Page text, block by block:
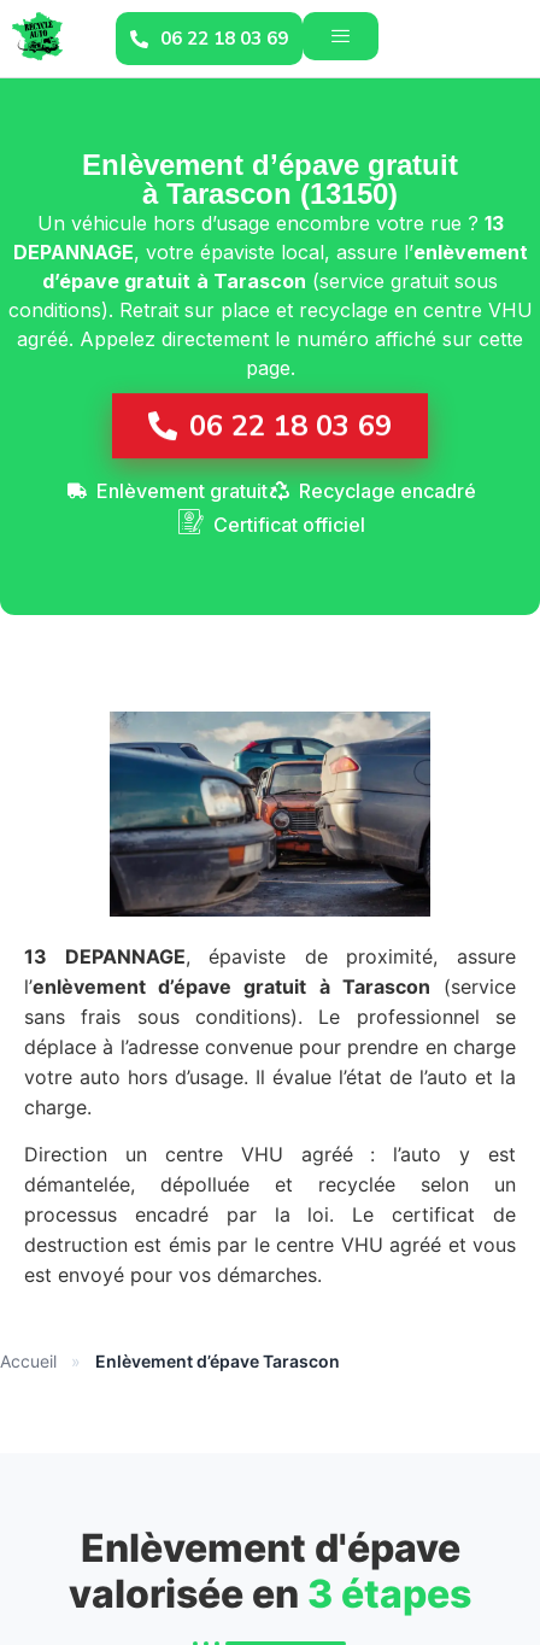
06 22 18 03 69
Enlèvement d’épave gratuit
à Tarascon (13150)
Un véhicule hors d’usage encombre votre rue ? 13
DEPANNAGE, votre épaviste local, assure l’enlèvement
d’épave gratuit à Tarascon (service gratuit sous
conditions). Retrait sur place et recyclage en centre VHU
agréé. Appelez directement le numéro affiché sur cette
page.
06 22 18 03 69
Enlèvement gratuit
Recyclage encadré
Certificat officiel
13 DEPANNAGE, épaviste de proximité, assure
l’enlèvement d’épave gratuit à Tarascon (service
sans frais sous conditions). Le professionnel se
déplace à l’adresse convenue pour prendre en charge
votre auto hors d’usage. Il évalue l’état de l’auto et la
charge.
Direction un centre VHU agréé : l’auto y est
démantelée, dépolluée et recyclée selon un
processus encadré par la loi. Le certificat de
destruction est émis par le centre VHU agréé et vous
est envoyé pour vos démarches.
Accueil » Enlèvement d’épave Tarascon
Enlèvement d'épave
valorisée en 3 étapes